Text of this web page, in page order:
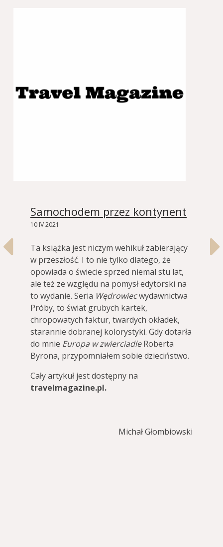
Samochodem przez kontynent
10 IV 2021
Ta książka jest niczym wehikuł zabierający
w przeszłość. I to nie tylko dlatego, że
opowiada o świecie sprzed niemal stu lat,
ale też ze względu na pomysł edytorski na
to wydanie. Seria Wędrowiecwydawnictwa
Próby, to świat grubych kartek,
chropowatych faktur, twardych okładek,
starannie dobranej kolorystyki. Gdy dotarła
do mnie Europa w zwierciadleRoberta
Byrona, przypomniałem sobie dzieciństwo.
Cały artykuł jest dostępny na
travelmagazine.pl.
Michał Głombiowski